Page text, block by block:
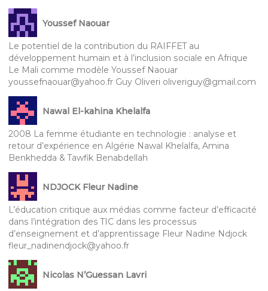
Youssef Naouar
Le potentiel de la contribution du RAIFFET au
développement humain et à l’inclusion sociale en Afrique
Le Mali comme modèle Youssef Naouar
youssefnaouar@yahoo.fr Guy Oliveri oliveriguy@gmail.com
Nawal El-kahina Khelalfa
2008 La femme étudiante en technologie : analyse et
retour d’expérience en Algérie Nawal Khelalfa, Amina
Benkhedda & Tawfik Benabdellah
NDJOCK Fleur Nadine
L’éducation critique aux médias comme facteur d’efficacité
dans l’intégration des TIC dans les processus
d’enseignement et d’apprentissage Fleur Nadine Ndjock
fleur_nadinendjock@yahoo.fr
Nicolas N’Guessan Lavri